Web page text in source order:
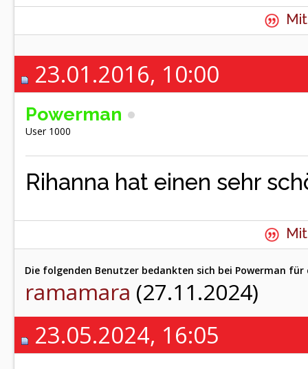
23.01.2016, 10:00
Powerman
User 1000
Rihanna hat einen sehr
Die folgenden Benutzer bedankten sich bei Powerman für
ramamara (27.11.2024)
23.05.2024, 16:05